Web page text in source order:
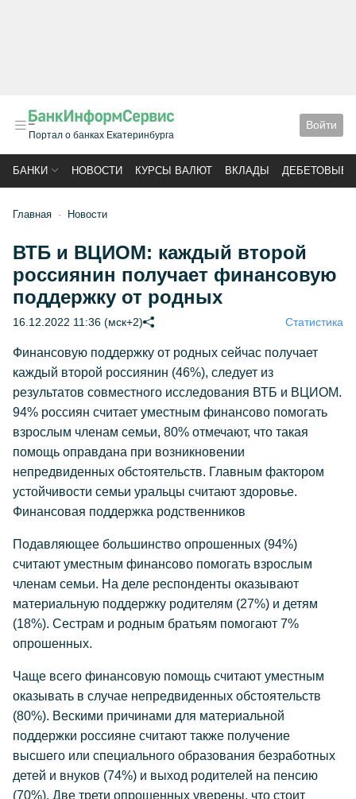
Портал о банках Екатеринбурга
Войти
БАНКИ НОВОСТИ КУРСЫ ВАЛЮТ ВКЛАДЫ ДЕБЕТОВЫЕ
Главная Новости
ВТБ и ВЦИОМ: каждый второй
россиянин получает финансовую
поддержку от родных
16.12.2022 11:36 (мск+2) Статистика
Финансовую поддержку от родных сейчас получает
каждый второй россиянин (46%), следует из
результатов совместного исследования ВТБ и ВЦИОМ.
94% россиян считает уместным финансово помогать
взрослым членам семьи, 80% отмечают, что такая
помощь оправдана при возникновении
непредвиденных обстоятельств. Главным фактором
устойчивости семьи уральцы считают здоровье.
Финансовая поддержка родственников
Подавляющее большинство опрошенных (94%)
считают уместным финансово помогать взрослым
членам семьи. На деле респонденты оказывают
материальную поддержку родителям (27%) и детям
(18%). Сестрам и родным братьям помогают 7%
опрошенных.
Чаще всего финансовую помощь считают уместным
оказывать в случае непредвиденных обстоятельств
(80%). Вескими причинами для материальной
поддержки россияне считают также получение
высшего или специального образования безработных
детей и внуков (74%) и выход родителей на пенсию
(70%). Две трети опрошенных уверены, что стоит